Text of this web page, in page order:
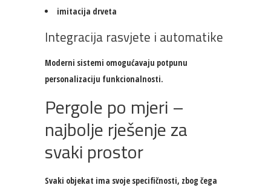
imitacija drveta
Integracija rasvjete i automatike
Moderni sistemi omogućavaju potpunu
personalizaciju funkcionalnosti.
Pergole po mjeri –
najbolje rješenje za
svaki prostor
Svaki objekat ima svoje specifičnosti, zbog čega